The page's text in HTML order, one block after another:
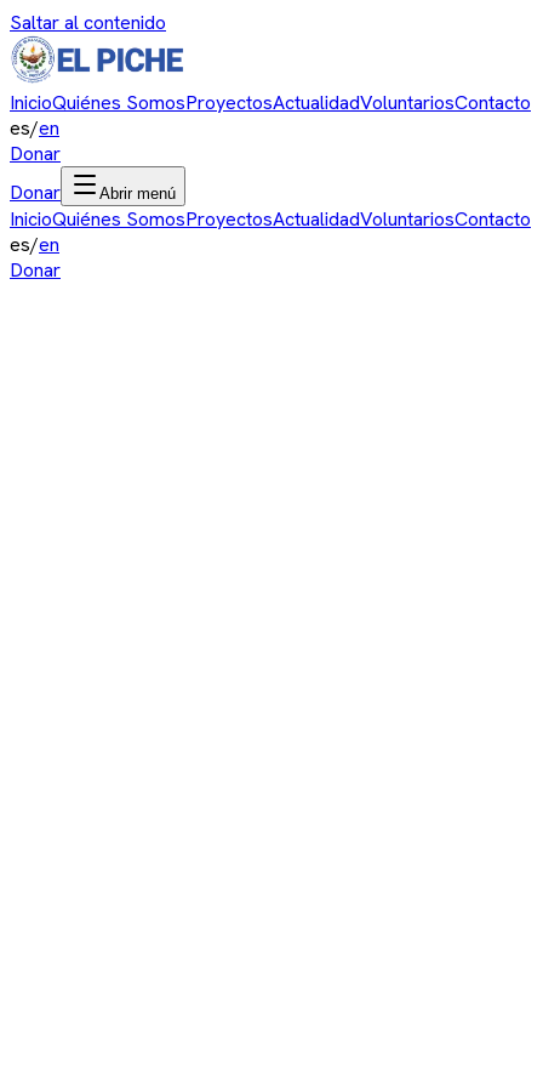
Saltar al contenido
InicioQuiénes SomosProyectosActualidadVoluntariosContacto
es/en
Donar
Donar
Abrir menú
InicioQuiénes SomosProyectosActualidadVoluntariosContacto
es/en
Donar